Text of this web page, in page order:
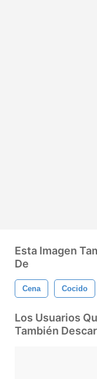
Esta Imagen
De
Cena Cocido
Los Usuarios
También